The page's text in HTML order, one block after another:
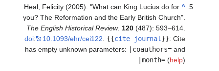
^
Heal, Felicity (2005). "What can King Lucius do for
you? The Reformation and the Early British Church".
The English Historical Review. 120 (487): 593–614.
doi: 10.1093/ehr/cei122 {{cite journal }}:Cite
has empty unknown parameters:
|coauthors= and
|month= (help)